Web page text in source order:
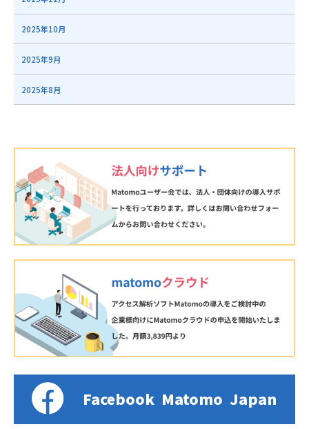
2025年10月
2025年9月
2025年8月
Facebook Matomo Japan